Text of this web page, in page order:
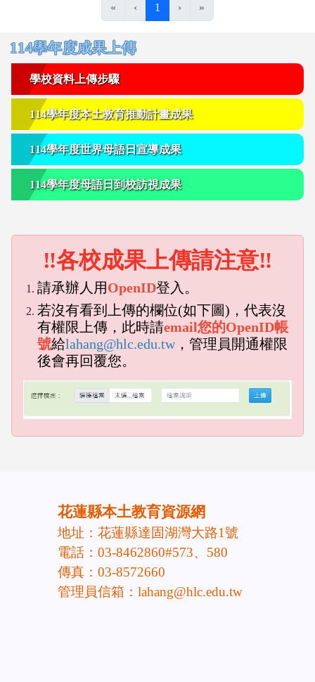
« ‹ 1 (目前頁次)
› »
右邊區域內容
114學年度成果上傳
學校資料上傳步驟
114學年度本土教育推動計畫成果
114學年度世界母語日宣導成果
114學年度母語日到校訪視成果
‼各校成果上傳請注意‼
請承辦人用OpenID登入。
若沒有看到上傳的欄位(如下圖)，代表沒
有權限上傳，此時請email您的OpenID帳
號給lahang@hlc.edu.tw，管理員開通權限
後會再回覆您。
empty head
頁尾區域內容
花蓮縣本土教育資源網
地址：花蓮縣達固湖灣大路1號
電話：03-8462860#573、580
傳真：03-8572660
管理員信箱：lahang@hlc.edu.tw